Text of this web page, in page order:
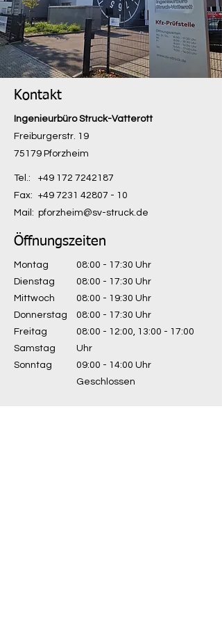
Kontakt
Ingenieurbüro Struck-Vatterott
Freiburgerstr. 19
75179 Pforzheim
Tel.:
+49 172 7242187
Fax:
+49 7231 42807 - 10
Mail: pforzheim@sv-struck.de
Öffnungszeiten
Montag
Dienstag
Mittwoch
Donnerstag
Freitag
Samstag
Sonntag
08:00 - 17:30 Uhr
08:00 - 17:30 Uhr
08:00 - 19:30 Uhr
08:00 - 17:30 Uhr
08:00 - 12:00, 13:00 - 17:00
Uhr
09:00 - 14:00 Uhr
Geschlossen